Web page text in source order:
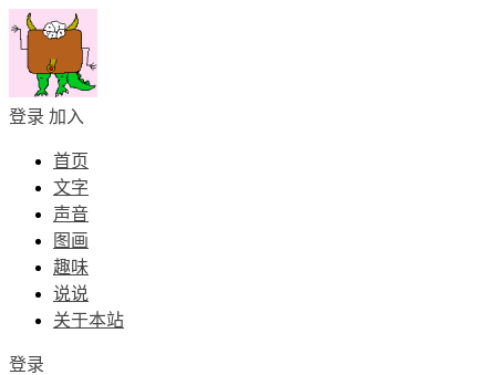
登录 加入
首页
文字
声音
图画
趣味
说说
关于本站
登录